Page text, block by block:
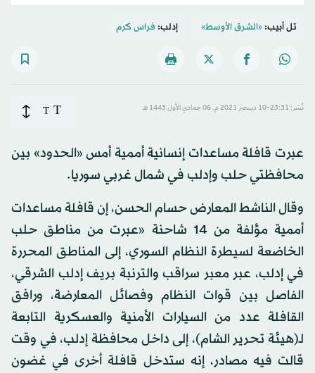
تل أبيب:«الشرق الأوسط» إدلب: فراس كرم
نُشر: 23:31-10 ديسمبر 2021 م ـ 06 جمادي الأول 1443 هـ T
T
عبرت قافلة مساعدات إنسانية أممية أمس «الحدود» بين
محافظتي حلب وإدلب في شمال غربي سوريا.
وقال الناشط المعارض حسام الحسن، إن قافلة مساعدات
أممية مؤلفة من 14 شاحنة «عبرت من مناطق حلب
الخاضعة لسيطرة النظام السوري، إلى المناطق المحررة
في إدلب، عبر معبر سراقب والترنبة بريف إدلب الشرقي،
الفاصل بين قوات النظام وفصائل المعارضة، ورافق
القافلة عدد من السيارات الأمنية والعسكرية التابعة
لـ(هيئة تحرير الشام)، إلى داخل محافظة إدلب، في وقت
قالت فيه مصادر، إنه ستدخل قافلة أخرى في غضون